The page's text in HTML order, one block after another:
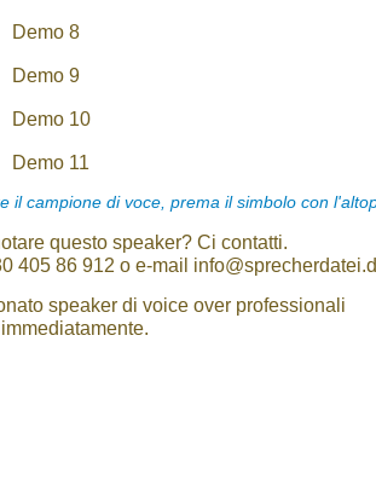
Demo 8
Demo 9
Demo 10
Demo 11
il campione di voce, prema il simbolo con
questo speaker? Ci contatti.
405 86 912 o e-mail
speaker di voice over professionali